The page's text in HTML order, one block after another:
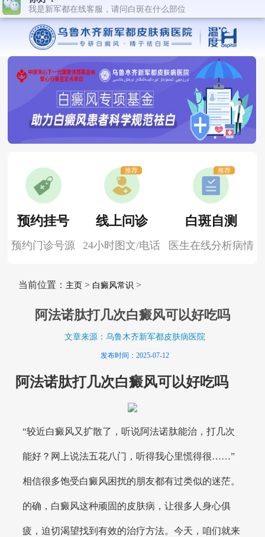
预约挂号
预约门诊号源
线上问诊
24小时图文/电话
推荐
白斑自测
医生在线分析病情
推荐
当前位置： 主页> 白癜风常识 >
阿法诺肽打几次白癜风可以好吃吗
文章来源：乌鲁木齐新军都皮肤病医院
发布时间：2025-07-12
阿法诺肽打几次白癜风可以好吃吗
“较近白癜风又扩散了，听说阿法诺肽能治，打几次
能好？网上说法五花八门，听得我心里慌得很……”
相信很多饱受白癜风困扰的朋友都有过类似的迷茫。
的确，白癜风这种顽固的皮肤病，让很多人身心俱
疲，迫切渴望找到有效的治疗方法。今天，咱们就来